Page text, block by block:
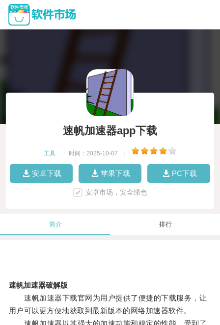
速帆加速器app下载
工具 时间：2025-10-07
安卓下载 苹果下载 PC下载
安卓市场，安全绿色
简介 排行
速帆加速器破解版
速帆加速器下载官网为用户提供了便捷的下载服务，让
用户可以更方便地获取到最新版本的网络加速器软件。